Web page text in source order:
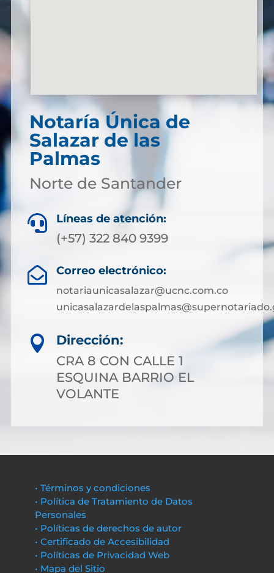
Notaría Única de
Salazar de las
Palmas
Norte de Santander
 Líneas de atención:
(+57) 322 840 9399
 Correo electrónico:
notariaunicasalazar@ucnc.com.co

Dirección:
CRA 8 CON CALLE 1
ESQUINA BARRIO EL
VOLANTE
• Términos y condiciones
• Política de Tratamiento de Datos
Personales
• Políticas de derechos de autor
• Certificado de Accesibilidad
• Políticas de Privacidad Web
• Mapa del Sitio